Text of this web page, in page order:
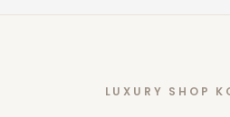
LUXURY SHOP